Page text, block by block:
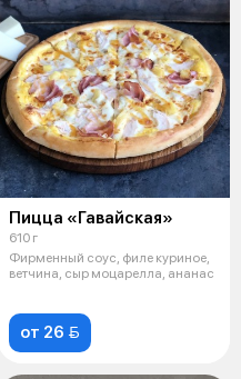
Пицца «Гавайская»
610 г
Фирменный соус, филе куриное,
ветчина, сыр моцарелла, ананас
от 26 